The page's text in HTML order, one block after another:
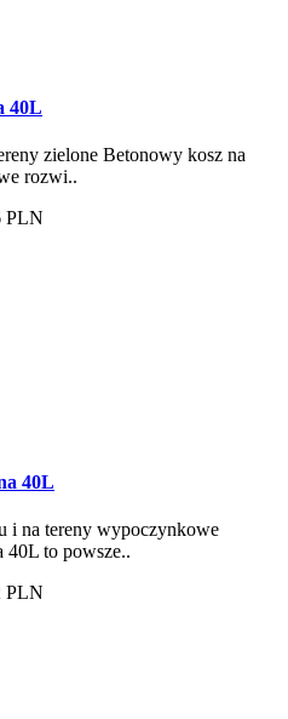
40L
zielone Betonowy kosz na
rozwi..
PLN
40L
i na tereny wypoczynkowe
40L to powsze..
PLN